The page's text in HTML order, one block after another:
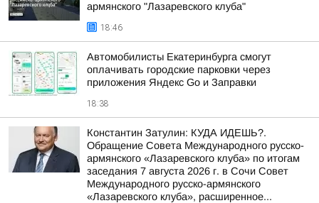
армянского "Лазаревского клуба"
18:46
Автомобилисты Екатеринбурга смогут
оплачивать городские парковки через
приложения Яндекс Go и Заправки
18:38
Константин Затулин: КУДА ИДЕШЬ?.
Обращение Совета Международного русско-
армянского «Лазаревского клуба» по итогам
заседания 7 августа 2026 г. в Сочи Совет
Международного русско-армянского
«Лазаревского клуба», расширенное...